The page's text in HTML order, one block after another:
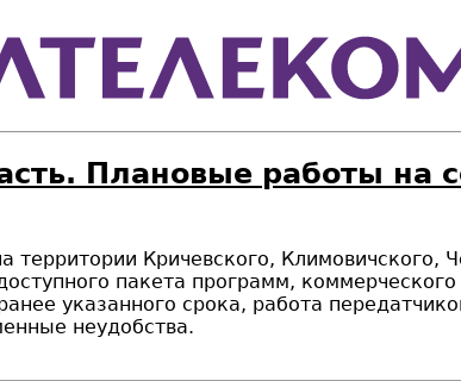
Плановые работы на
территории Кричевского, Климовичского,
пакета программ,
указанного срока, работа
неудобства.